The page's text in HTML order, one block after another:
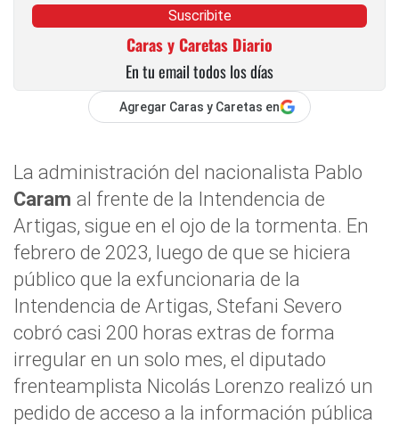
Suscribite
Caras y Caretas Diario
En tu email todos los días
Agregar Caras y Caretas en
La administración del nacionalista Pablo
Caram al frente de la Intendencia de
Artigas, sigue en el ojo de la tormenta. En
febrero de 2023, luego de que se hiciera
público que la exfuncionaria de la
Intendencia de Artigas, Stefani Severo
cobró casi 200 horas extras de forma
irregular en un solo mes, el diputado
frenteamplista Nicolás Lorenzo realizó un
pedido de acceso a la información pública